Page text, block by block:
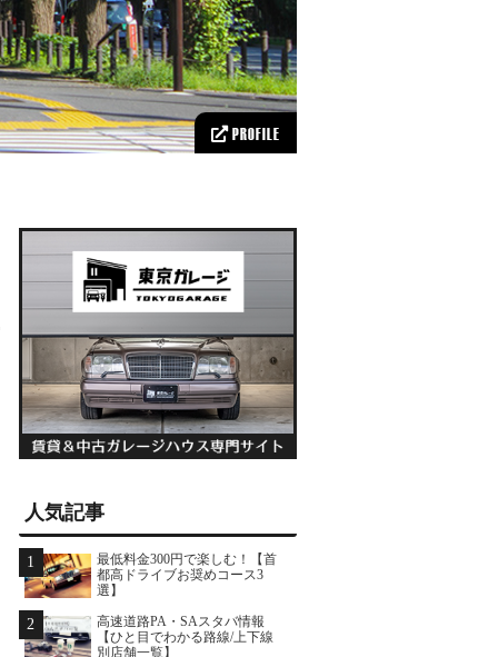
PROFILE
人気記事
1
最低料金300円で楽しむ！【首
都高ドライブお奨めコース3
選】
2
高速道路PA・SAスタバ情報
【ひと目でわかる路線/上下線
別店舗一覧】